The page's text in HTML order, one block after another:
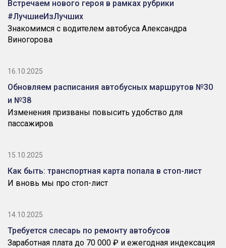
Встречаем нового героя в рамках рубрики
#ЛучшиеИзЛучших
Знакомимся с водителем автобуса Александра
Виногорова
16.10.2025
Обновляем расписания автобусных маршрутов №30
и №38
Изменения призваны повысить удобство для
пассажиров
15.10.2025
Как быть: транспортная карта попала в стоп-лист
И вновь мы про стоп-лист
14.10.2025
Требуется слесарь по ремонту автобусов
Заработная плата до 70 000 ₽ и ежегодная индексация